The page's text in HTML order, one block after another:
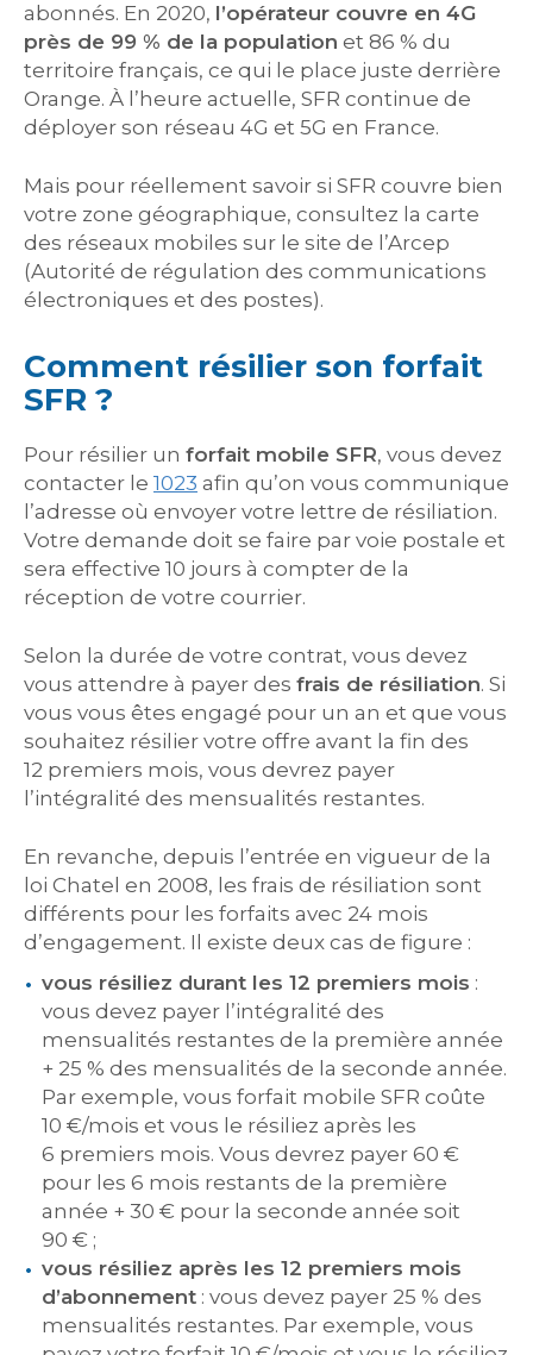
abonnés. En 2020, l’opérateur couvre en 4G
près de 99 % de la population et 86 % du
territoire français, ce qui le place juste derrière
Orange. À l’heure actuelle, SFR continue de
déployer son réseau 4G et 5G en France.
Mais pour réellement savoir si SFR couvre bien
votre zone géographique, consultez la carte
des réseaux mobiles sur le site de l’Arcep
(Autorité de régulation des communications
électroniques et des postes).
Comment résilier son forfait
SFR ?
Pour résilier un forfait mobile SFR, vous devez
contacter le 1023 afin qu’on vous communique
l’adresse où envoyer votre lettre de résiliation.
Votre demande doit se faire par voie postale et
sera effective 10 jours à compter de la
réception de votre courrier.
Selon la durée de votre contrat, vous devez
vous attendre à payer des frais de résiliation. Si
vous vous êtes engagé pour un an et que vous
souhaitez résilier votre offre avant la fin des
12 premiers mois, vous devrez payer
l’intégralité des mensualités restantes.
En revanche, depuis l’entrée en vigueur de la
loi Chatel en 2008, les frais de résiliation sont
différents pour les forfaits avec 24 mois
d’engagement. Il existe deux cas de figure :
vous résiliez durant les 12 premiers mois :
vous devez payer l’intégralité des
mensualités restantes de la première année
+ 25 % des mensualités de la seconde année.
Par exemple, vous forfait mobile SFR coûte
10 €/mois et vous le résiliez après les
6 premiers mois. Vous devrez payer 60 €
pour les 6 mois restants de la première
année + 30 € pour la seconde année soit
90 € ;
vous résiliez après les 12 premiers mois
d’abonnement : vous devez payer 25 % des
mensualités restantes. Par exemple, vous